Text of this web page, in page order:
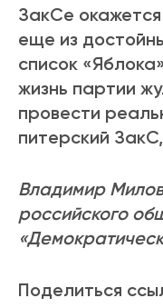
ЗакСе
еще из
список
жизнь партии
провести
питерский
Владимир
российского
Поделиться